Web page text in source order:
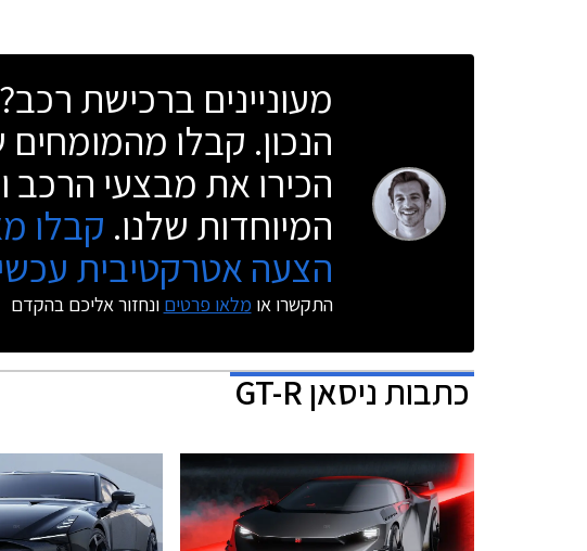
מעוניינים ברכישת
הנכון. קבלו מהמומחים
הכירו את מבצעי הרכב
המיוחדות שלנו. קבלו
הצעה אטרקטיבית
התקשרו או מלאו פרטים ונחזור אליכם בהקדם
כתבותניסאן GT-R